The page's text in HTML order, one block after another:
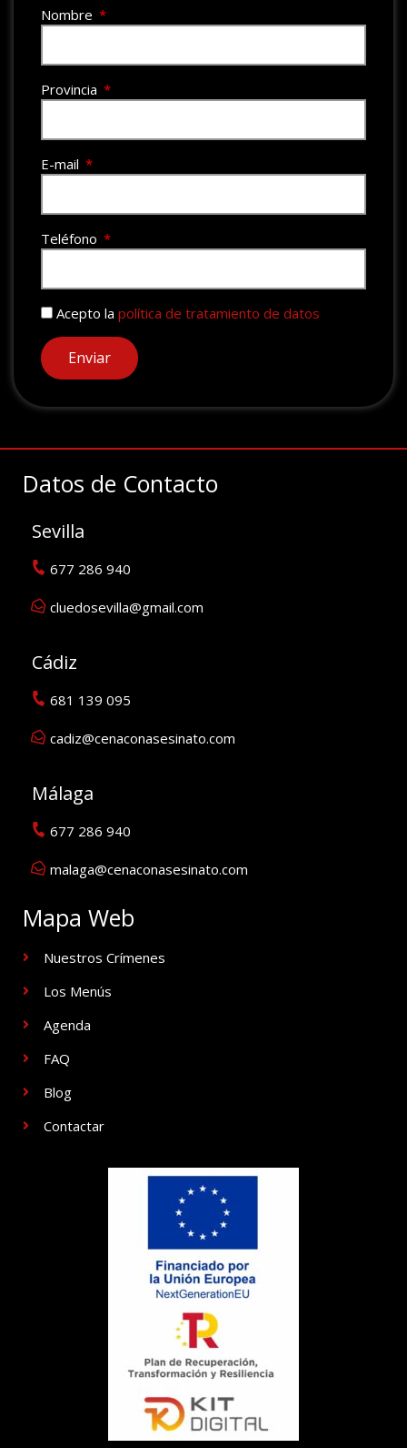
Nombre
Provincia
E-mail
Teléfono
Acepto la política de tratamiento de datos
Enviar
Datos de Contacto
Sevilla
677 286 940
cluedosevilla@gmail.com
Cádiz
681 139 095
cadiz@cenaconasesinato.com
Málaga
677 286 940
malaga@cenaconasesinato.com
Mapa Web
Nuestros Crímenes
Los Menús
Agenda
FAQ
Blog
Contactar